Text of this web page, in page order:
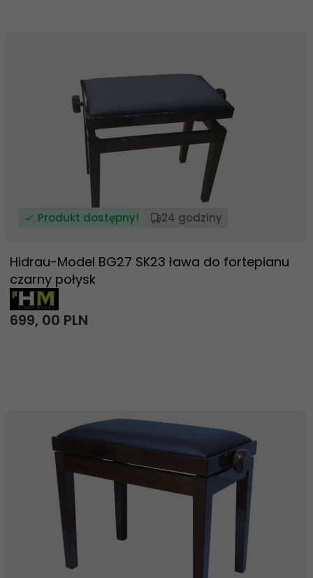
Produkt dostępny! 24 godziny
Hidrau-Model BG27 SK23 ława do fortepianu
czarny połysk
699, 00 PLN